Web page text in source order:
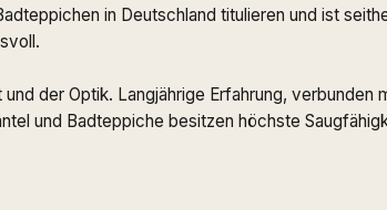
in Deutschland titulieren und ist
der Optik. Langjährige Erfahrung,
und Badteppiche besitzen höchste